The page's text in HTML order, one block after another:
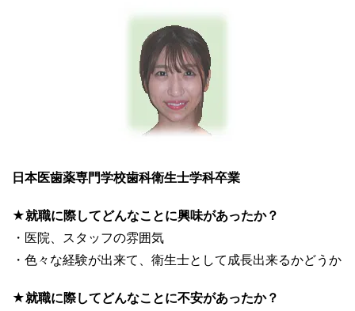
日本医歯薬専門学校歯科衛生士学科卒業
★就職に際してどんなことに興味があったか？
・医院、スタッフの雰囲気
・色々な経験が出来て、衛生士として成長出来るかどうか
★就職に際してどんなことに不安があったか？